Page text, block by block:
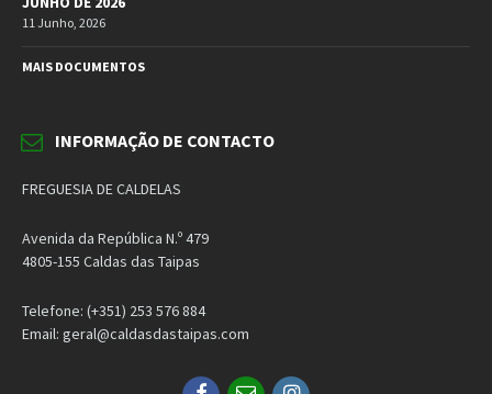
11 Junho, 2026
MAIS DOCUMENTOS
INFORMAÇÃO DE CONTACTO
FREGUESIA DE CALDELAS
Avenida da República N.º 479
4805-155 Caldas das Taipas
Telefone: (+351) 253 576 884
Email: geral@caldasdastaipas.com
Facebook
EmailInstagram